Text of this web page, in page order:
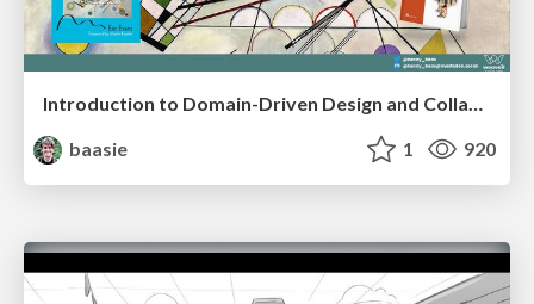
Introduction to Domain-Driven Design and Collaborative software design
baasie
1 920